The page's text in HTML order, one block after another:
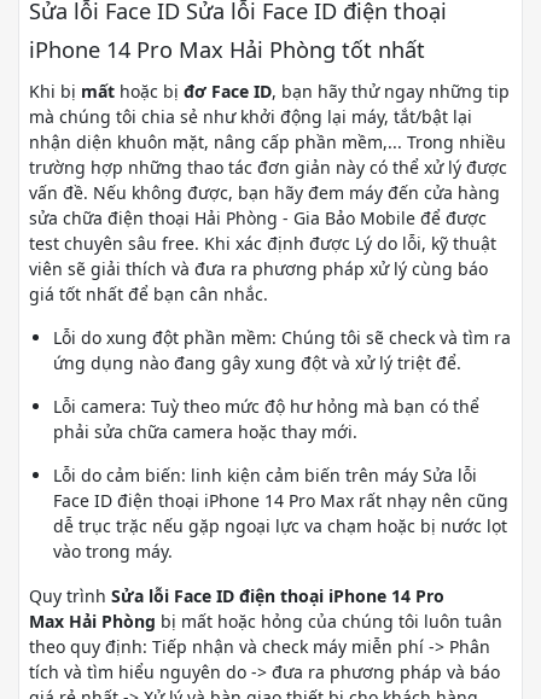
Sửa lỗi Face ID Sửa lỗi Face ID điện thoại
iPhone 14 Pro Max Hải Phòng tốt nhất
Khi bị mất hoặc bị đơ Face ID, bạn hãy thử ngay những tip
mà chúng tôi chia sẻ như khởi động lại máy, tắt/bật lại
nhận diện khuôn mặt, nâng cấp phần mềm,... Trong nhiều
trường hợp những thao tác đơn giản này có thể xử lý được
vấn đề. Nếu không được, bạn hãy đem máy đến cửa hàng
sửa chữa điện thoại Hải Phòng - Gia Bảo Mobile để được
test chuyên sâu free. Khi xác định được Lý do lỗi, kỹ thuật
viên sẽ giải thích và đưa ra phương pháp xử lý cùng báo
giá tốt nhất để bạn cân nhắc.
Lỗi do xung đột phần mềm: Chúng tôi sẽ check và tìm ra
ứng dụng nào đang gây xung đột và xử lý triệt để.
Lỗi camera: Tuỳ theo mức độ hư hỏng mà bạn có thể
phải sửa chữa camera hoặc thay mới.
Lỗi do cảm biến: linh kiện cảm biến trên máy Sửa lỗi
Face ID điện thoại iPhone 14 Pro Max rất nhạy nên cũng
dễ trục trặc nếu gặp ngoại lực va chạm hoặc bị nước lọt
vào trong máy.
Quy trình Sửa lỗi Face ID điện thoại iPhone 14 Pro
Max Hải Phòng bị mất hoặc hỏng của chúng tôi luôn tuân
theo quy định: Tiếp nhận và check máy miễn phí -> Phân
tích và tìm hiểu nguyên do -> đưa ra phương pháp và báo